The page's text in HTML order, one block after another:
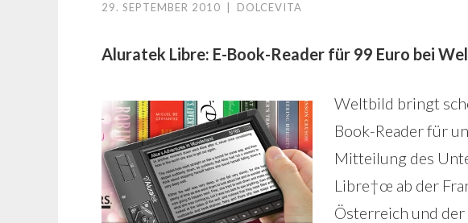
29. SEPTEMBER 2010 DOLCEVITA
Aluratek Libre: E-Book-Reader für 99 Euro bei
Weltbild bringt
Book-Reader für
Mitteilung des
Libre†œ ab der
Österreich und